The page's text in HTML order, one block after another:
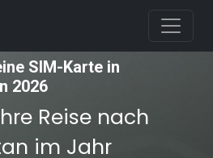
SIM-Karte in
2026
Reise nach
im Jahr
SIM-Karte in
2026
Reise nach
im Jahr